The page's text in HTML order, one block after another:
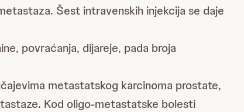
Šest intravenskih injekcija se daje
povraćanja, dijareje, pada broja
metastatskog karcinoma prostate,
Kod oligo-metastatske bolesti